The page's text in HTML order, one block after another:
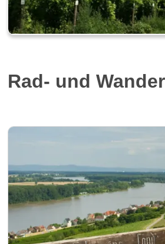
Rad- und